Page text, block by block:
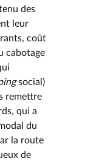
des
leur
coût
cabotage
social)
remettre
qui a
du
la route
de